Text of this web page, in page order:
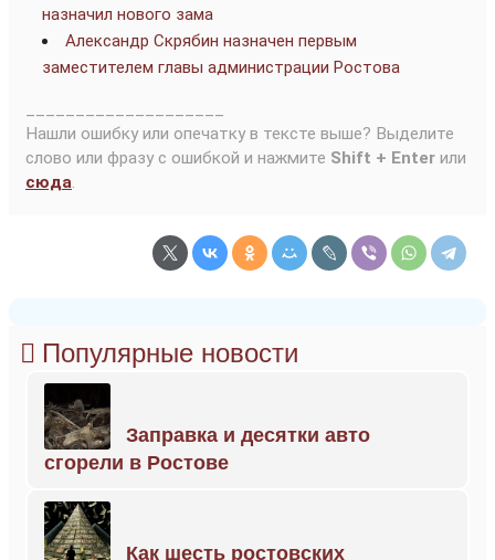
назначил нового зама
Александр Скрябин назначен первым
заместителем главы администрации Ростова
Нашли ошибку или опечатку в тексте выше? Выделите
слово или фразу с ошибкой и нажмите Shift + Enter или
сюда
Популярные новости
Заправка и десятки авто
сгорели в Ростове
Как шесть ростовских